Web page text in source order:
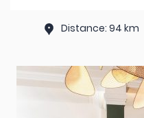
Distance: 94 km